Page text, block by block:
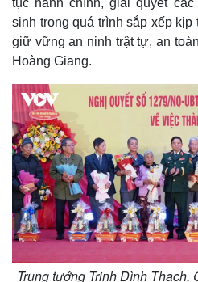
Bóng đá
Lịch thi đấu bóng đá
Thế giới thể thao
eSports
tục hành chính, giải quyết
sinh trong quá trình sắp xếp
giữ vững an ninh trật tự, an
Hoàng Giang.
Trung tướng Trịnh Đình Thạch,